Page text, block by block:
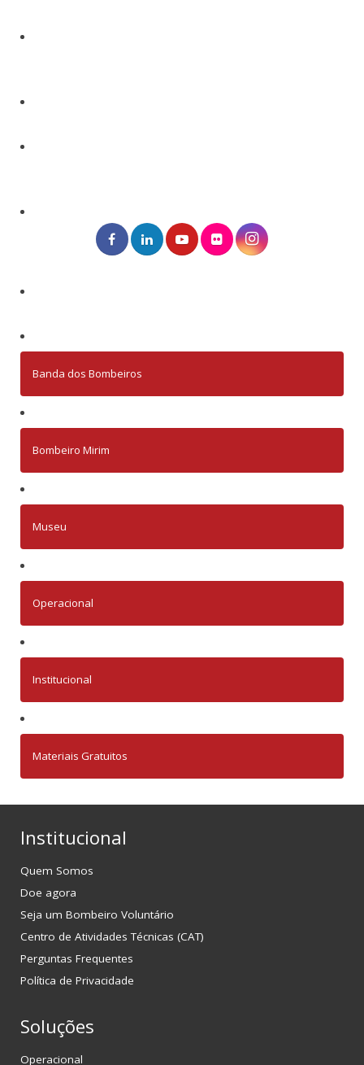
Banda dos Bombeiros
Bombeiro Mirim
Museu
Operacional
Institucional
Materiais Gratuitos
Institucional
Quem Somos
Doe agora
Seja um Bombeiro Voluntário
Centro de Atividades Técnicas (CAT)
Perguntas Frequentes
Política de Privacidade
Soluções
Operacional